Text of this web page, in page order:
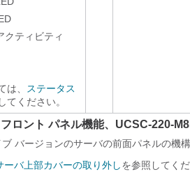
クティビティ
は、
ステータス
てください。
ロント パネル機能、UCSC-220-
バージョンのサーバの前面パネルの機構
ーバ上部カバーの取り外しを参照してくだ